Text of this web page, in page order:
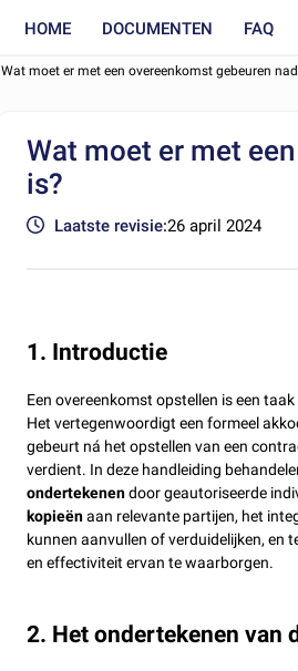
HOME DOCUMENTEN FAQ
Wat moet er met een overeenkomst gebeuren
Wat moet er met
is?
Laatste revisie:26 april 2024
1. Introductie
Een overeenkomst opstellen is een
Het vertegenwoordigt een formeel
gebeurt ná het opstellen van een
verdient. In deze handleiding
ondertekenendoor geautoriseerde
kopieënaan relevante partijen, het
kunnen aanvullen of verduidelijken, en
en effectiviteit ervan te waarborgen.
2. Het ondertekenen van